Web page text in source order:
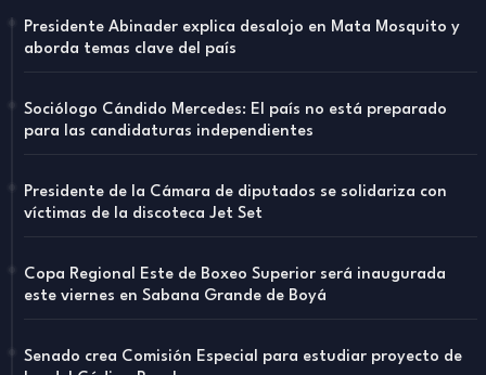
Presidente Abinader explica desalojo en Mata Mosquito y
aborda temas clave del país
Sociólogo Cándido Mercedes: El país no está preparado
para las candidaturas independientes
Presidente de la Cámara de diputados se solidariza con
víctimas de la discoteca Jet Set
Copa Regional Este de Boxeo Superior será inaugurada
este viernes en Sabana Grande de Boyá
Senado crea Comisión Especial para estudiar proyecto de